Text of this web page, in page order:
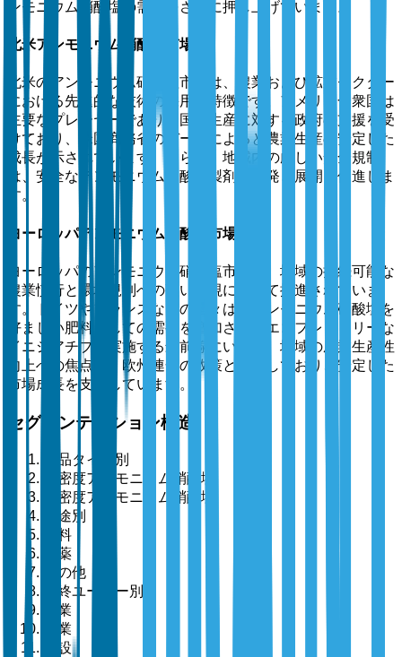
ンモニウム硝酸塩の需要をさらに押し上げています。
北米アンモニウム硝酸塩市場
北米のアンモニウム硝酸塩市場は、農業および鉱業セクター
における先進的な技術の採用が特徴です。アメリカ合衆国は
主要なプレーヤーであり、国内生産に対する政府の支援を受
けており、米国商務省のデータによると農業生産の安定した
成長が示されています。さらに、地域内の厳しい安全規制
は、安全なアンモニウム硝酸塩製剤の開発と展開を促進しま
す。
ヨーロッパアンモニウム硝酸塩市場
ヨーロッパのアンモニウム硝酸塩市場は、地域の持続可能な
農業慣行と環境規制への強い重視によって推進されていま
す。ドイツやフランスなどの国々は、アンモニウム硝酸塩を
好ましい肥料としての需要を増加させるエコフレンドリーな
イニシアチブを実施する最前線にいます。地域の農業生産性
向上への焦点は、欧州連合の政策と一致しており、安定した
市場成長を支援しています。
セグメンテーション構造
製品タイプ別
高密度アンモニウム硝酸塩
低密度アンモニウム硝酸塩
用途別
肥料
爆薬
その他
最終ユーザー別
農業
鉱業
建設